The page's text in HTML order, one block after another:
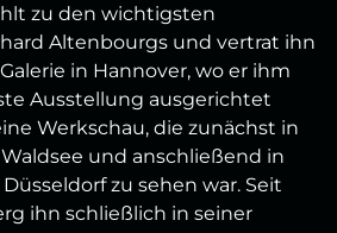
zu den wichtigsten
Altenbourgs und vertrat ihn
in Hannover, wo er ihm
Ausstellung ausgerichtet
Werkschau, die zunächst in
und anschließend in
zu sehen war. Seit
ihn schließlich in seiner